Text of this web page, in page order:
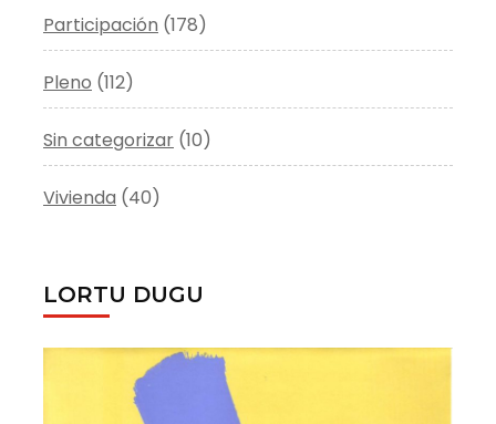
Participación (178)
Pleno (112)
Sin categorizar (10)
Vivienda (40)
LORTU DUGU